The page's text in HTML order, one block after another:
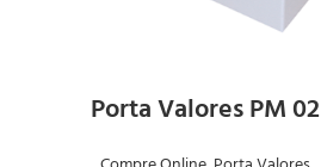
Porta Valores PM 02